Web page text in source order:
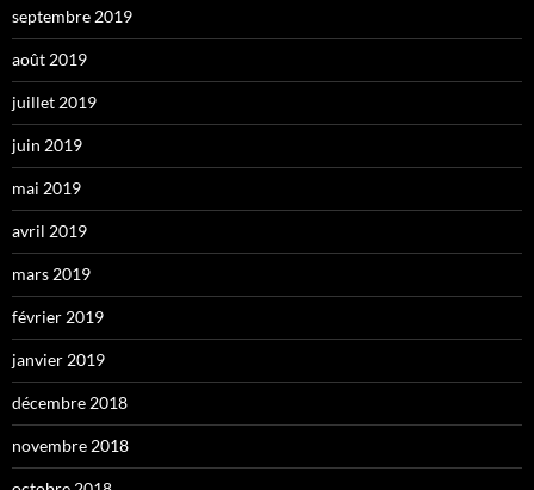
septembre 2019
août 2019
juillet 2019
juin 2019
mai 2019
avril 2019
mars 2019
février 2019
janvier 2019
décembre 2018
novembre 2018